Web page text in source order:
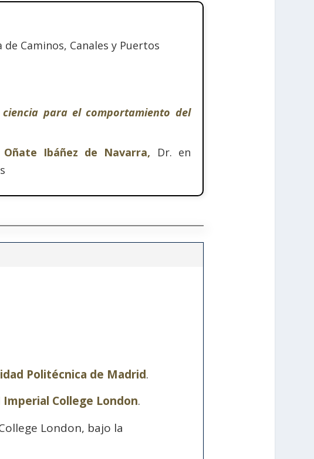
de Caminos, Canales y Puertos
ciencia para el comportamiento del
Ibáñez de Navarra, Dr. en
Politécnica de Madrid.
Imperial College London.
London, bajo la